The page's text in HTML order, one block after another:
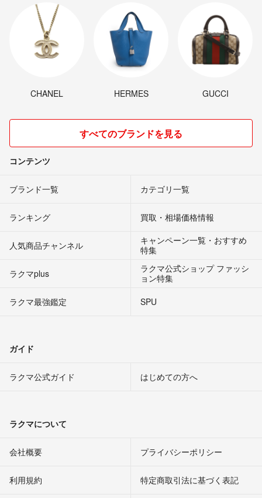
CHANEL HERMES GUCCI
すべてのブランドを見る
コンテンツ
ブランド一覧 カテゴリ一覧
ランキング 買取・相場価格情報
人気商品チャンネル
キャンペーン一覧・おすすめ
特集
ラクマplus
ラクマ公式ショップ ファッシ
ョン特集
ラクマ最強鑑定
SPU
ガイド
ラクマ公式ガイド はじめての方へ
ラクマについて
会社概要 プライバシーポリシー
利用規約 特定商取引法に基づく表記